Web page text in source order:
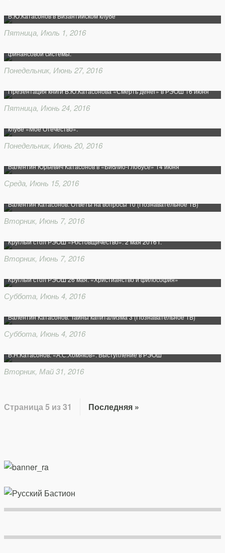
В.Ю.Катасонов в Византийском клубе
Пятница, Июль 1, 2016
финансовой системы.
Понедельник, Июнь 27, 2016
Презентация книги В.Ю.Катасонова «Смерть денег» в РЭОШ 16 июня
Пятница, Июнь 24, 2016
клубе «Моё Отечество».
Понедельник, Июнь 20, 2016
Валентин Юрьевич Катасонов в «Библио-Глобусе» 14 июня
Среда, Июнь 15, 2016
Валентин Катасонов. Ответы на вопросы 10 (Познавательное ТВ)
Вторник, Июнь 7, 2016
Круглый стол РЭОШ «Ростовщичество». 2 мая 2016 г.
Вторник, Июнь 7, 2016
Круглый стол РЭОШ 26 мая. «Христианство и философия»
Суббота, Июнь 4, 2016
Валентин Катасонов. Тайны капитализма 3 (Познавательное ТВ)
Суббота, Июнь 4, 2016
В.Н.Катасонов. «А.С.Хомяков». Выступление в РЭОШ
Вторник, Май 31, 2016
Страница 5 из 31 Последняя »